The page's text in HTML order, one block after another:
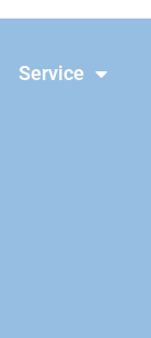
Service